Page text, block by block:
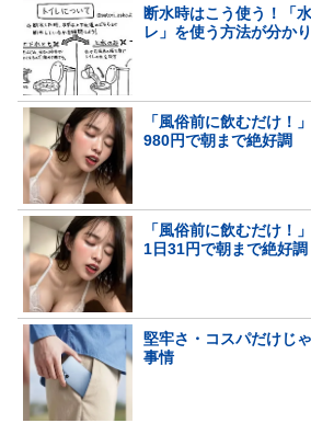
断水時はこう使う！「
レ」を使う方法が分か
「風俗前に飲むだけ！
980円で朝まで絶好調
「風俗前に飲むだけ！
1日31円で朝まで絶好調
堅牢さ・コスパだけじ
事情